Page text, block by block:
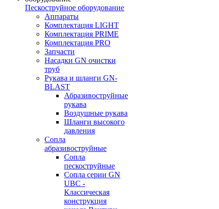
Пескоструйное оборудование
Аппараты
Комплектация LIGHT
Комплектация PRIME
Комплектация PRO
Запчасти
Насадки GN очистки
труб
Рукава и шланги GN-
BLAST
Абразивоструйные
рукава
Воздушные рукава
Шланги высокого
давления
Сопла
абразивоструйные
Сопла
пескоструйные
Сопла серии GN
UBC -
Классическая
конструкция